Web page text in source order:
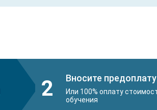
2 Вносите предоплату
Или 100% оплату
обучения